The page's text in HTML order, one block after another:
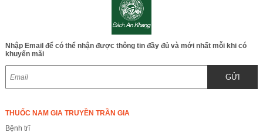
Nhập Email để có thể nhận được thông tin đầy đủ và mới nhất mỗi khi có
khuyến mãi
GỬI
THUỐC NAM GIA TRUYỀN TRẦN GIA
Bệnh trĩ